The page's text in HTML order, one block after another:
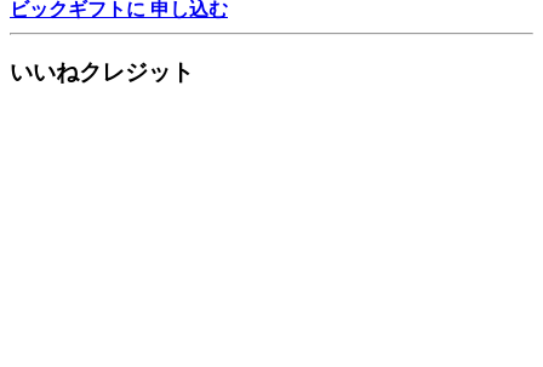
ビックギフトに 申し込む
いいねクレジット